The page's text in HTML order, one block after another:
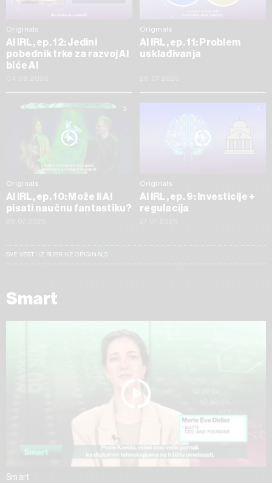
Originals
AI IRL, ep. 12: Jedini
pobednik trke za razvoj AI
biće AI
Originals
AI IRL, ep. 11: Problem
usklađivanja
Originals
AI IRL, ep. 10: Može li AI
pisati naučnu fantastiku?
Originals
AI IRL, ep. 9: Investicije +
regulacija
SVE VESTI IZ RUBRIKE ORIGINALS
Smart
Smart